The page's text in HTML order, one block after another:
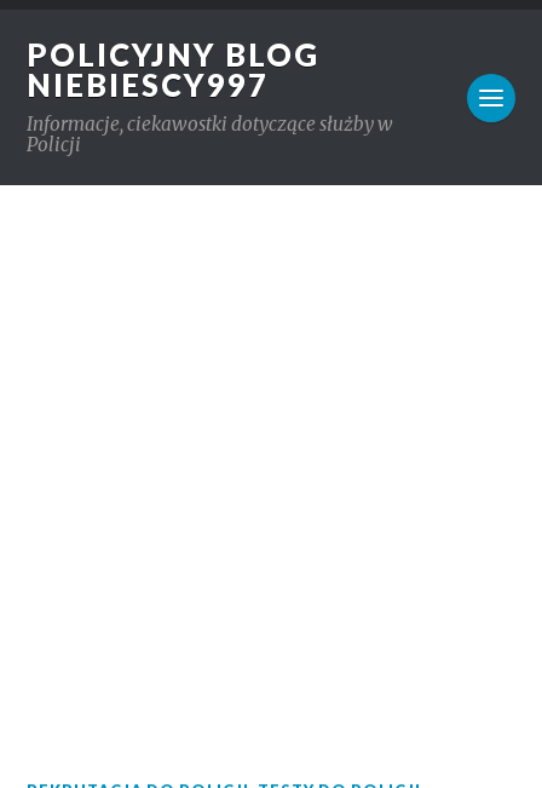
POLICYJNY BLOG
NIEBIESCY997
Informacje, ciekawostki dotyczące służby w
Policji